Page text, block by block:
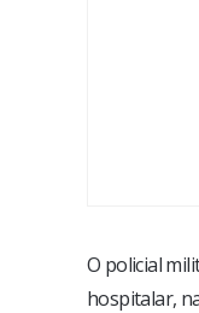
O policial
hospitalar,